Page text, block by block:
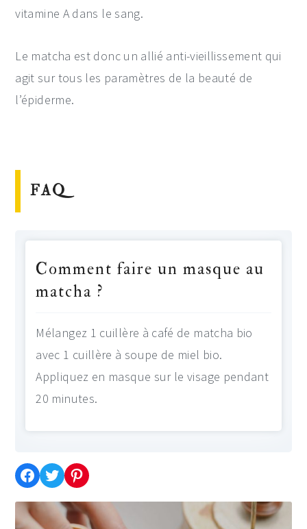
vitamine A dans le sang.
Le matcha est donc un allié anti-vieillissement qui
agit sur tous les paramètres de la beauté de
l’épiderme.
FAQ
Comment faire un masque au
matcha ?
Mélangez 1 cuillère à café de matcha bio
avec 1 cuillère à soupe de miel bio.
Appliquez en masque sur le visage pendant
20 minutes.
Partager cette recette sur Facebook
Partager cette recette sur TwitterEnregistrer cette recette sur Pinterest